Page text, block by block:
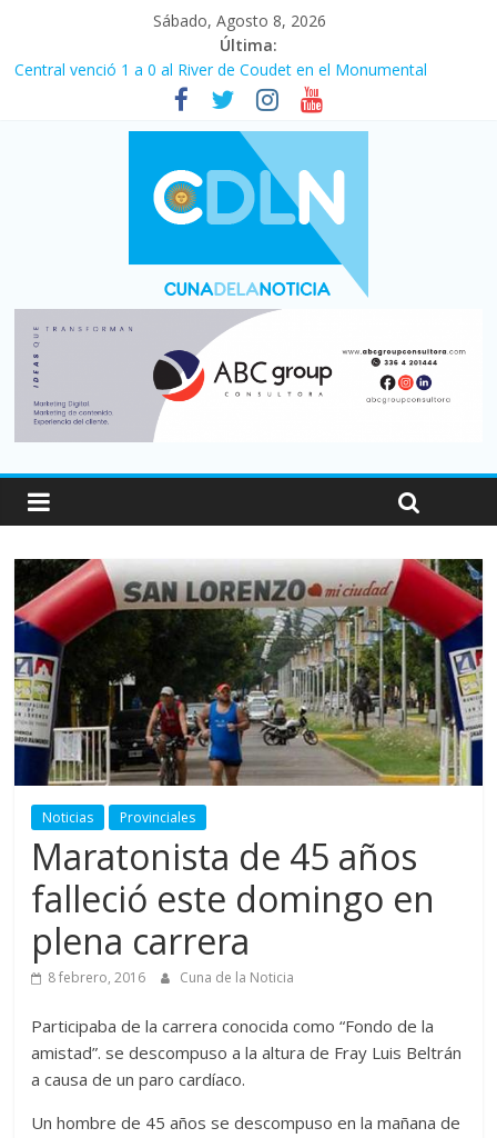
Sábado, Agosto 8, 2026
Última:
Fuerte caída de la venta de autos usados en julio: bajó un 12,6%
interanual
Central venció 1 a 0 al River de Coudet en el Monumental
La morosidad alcanzó su nivel más alto en dos décadas y ya
afecta a 400 mil deudores en Santa Fe
Desde que asumió Milei cerraron 41.000 kioscos: el sector
denuncia crisis como en 2001
Vacaciones de invierno con más movimiento y consumo
turístico: 4,6 millones de personas viajaron por el país, un 5,9%
más que en 2025
Noticias Provinciales
Maratonista de 45 años
falleció este domingo en
plena carrera
8 febrero, 2016 Cuna de la Noticia
Participaba de la carrera conocida como “Fondo de la
amistad”. se descompuso a la altura de Fray Luis Beltrán
a causa de un paro cardíaco.
Un hombre de 45 años se descompuso en la mañana de